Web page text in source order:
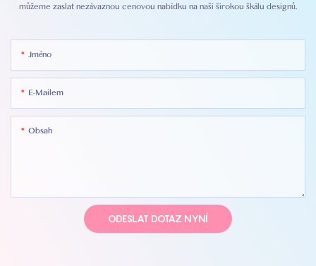
můžeme zaslat nezávaznou cenovou nabídku na naši širokou škálu designů.
Jméno
E-Mailem
Obsah
ODESLAT DOTAZ NYNÍ